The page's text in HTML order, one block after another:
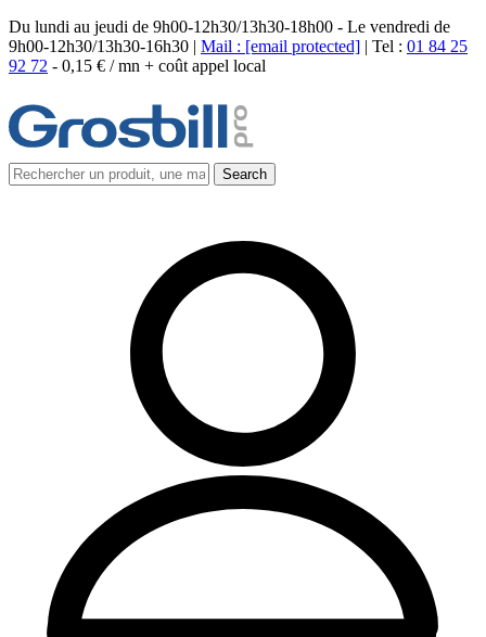
Du lundi au jeudi de 9h00-12h30/13h30-18h00 - Le vendredi de
9h00-12h30/13h30-16h30 | Mail : [email protected] | Tel : 01 84 25
92 72 - 0,15 € / mn + coût appel local